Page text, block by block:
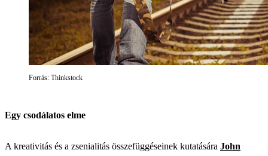
Forrás: Thinkstock
Egy csodálatos elme
A kreativitás és a zsenialitás összefüggéseinek kutatására John